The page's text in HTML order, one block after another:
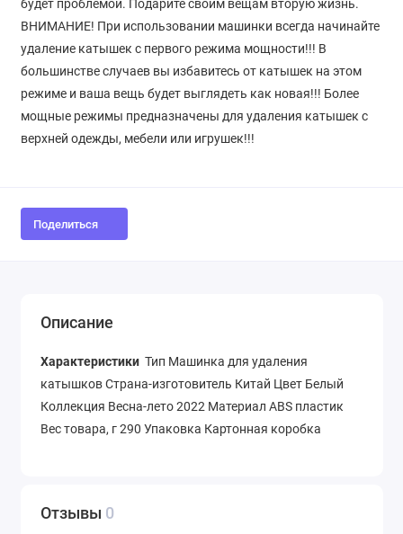
будет проблемой. Подарите своим вещам вторую жизнь.
ВНИМАНИЕ! При использовании машинки всегда начинайте
удаление катышек с первого режима мощности!!! В
большинстве случаев вы избавитесь от катышек на этом
режиме и ваша вещь будет выглядеть как новая!!! Более
мощные режимы предназначены для удаления катышек с
верхней одежды, мебели или игрушек!!!
Поделиться
Описание
Характеристики Тип Машинка для удаления
катышков Страна-изготовитель Китай Цвет Белый
Коллекция Весна-лето 2022 Материал ABS пластик
Вес товара, г 290 Упаковка Картонная коробка
Отзывы 0